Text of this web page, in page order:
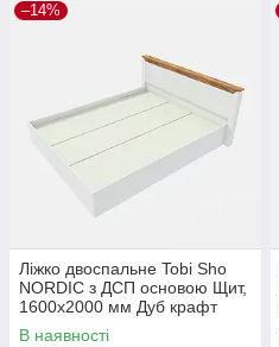
–14%
Ліжко двоспальне Tobi Sho
NORDIC з ДСП основою Щит,
1600х2000 мм Дуб крафт
золотий/білий
В наявності